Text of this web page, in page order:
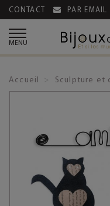
CONTACT PAR EMAIL
MENU
Accueil Sculpture et